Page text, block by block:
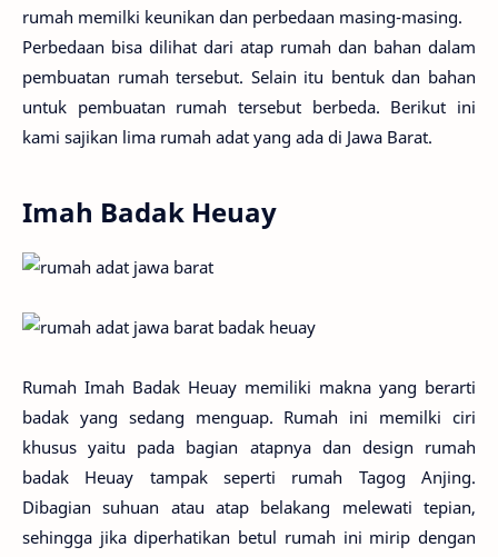
rumah memilki keunikan dan perbedaan masing-masing.
Perbedaan bisa dilihat dari atap rumah dan bahan dalam
pembuatan rumah tersebut. Selain itu bentuk dan bahan
untuk pembuatan rumah tersebut berbeda. Berikut ini
kami sajikan lima rumah adat yang ada di Jawa Barat.
Imah Badak Heuay
Rumah Imah Badak Heuay memiliki makna yang berarti
badak yang sedang menguap. Rumah ini memilki ciri
khusus yaitu pada bagian atapnya dan design rumah
badak Heuay tampak seperti rumah Tagog Anjing.
Dibagian suhuan atau atap belakang melewati tepian,
sehingga jika diperhatikan betul rumah ini mirip dengan